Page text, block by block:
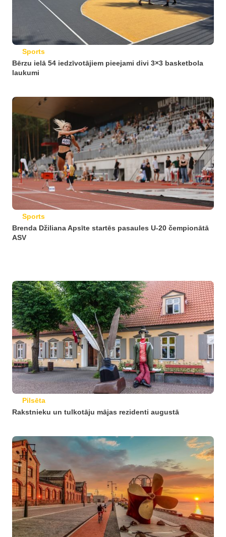
Sports
Bērzu ielā 54 iedzīvotājiem pieejami divi 3×3 basketbola
laukumi
Sports
Brenda Džiliana Apsīte startēs pasaules U-20 čempionātā
ASV
Pilsēta
Rakstnieku un tulkotāju mājas rezidenti augustā